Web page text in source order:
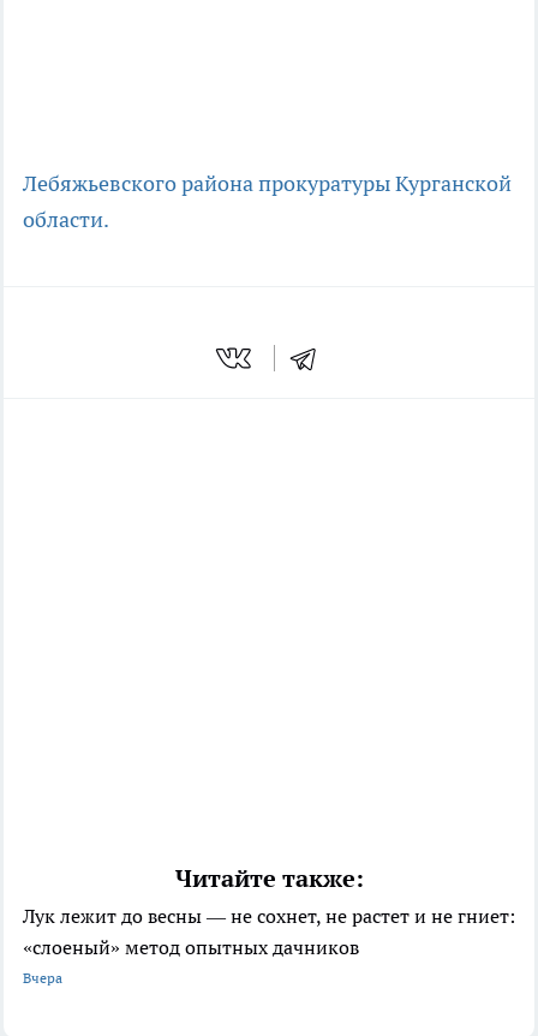
Лебяжьевского районапрокуратуры Курганской
области.
Читайте также:
Лук лежит до весны — не сохнет, не растет и не гниет:
«слоеный» метод опытных дачников
Вчера